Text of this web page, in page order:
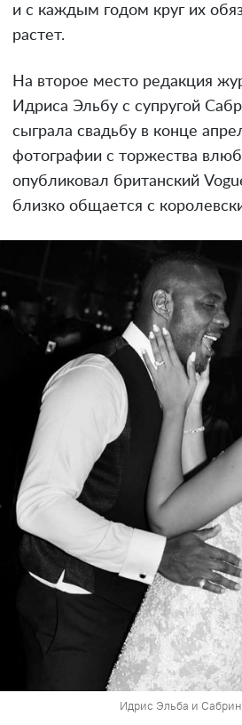
и с каждым годом круг их
растет.
На второе место редакция
Идриса Эльбу с супругой
сыграла свадьбу в конце
фотографии с торжества
опубликовал британский
близко общается с
Идрис Эльба и